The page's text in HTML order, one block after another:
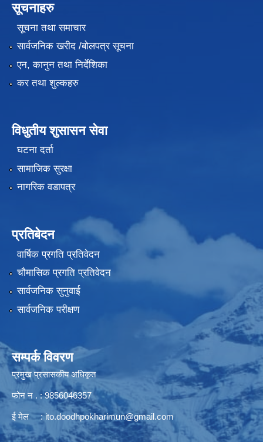
सूचनाहरु
सूचना तथा समाचार
सार्वजनिक खरीद /बोलपत्र सूचना
एन, कानुन तथा निर्देशिका
कर तथा शुल्कहरु
विधुतीय शुसासन सेवा
घटना दर्ता
सामाजिक सुरक्षा
नागरिक वडापत्र
प्रतिबेदन
वार्षिक प्रगति प्रतिवेदन
चौमासिक प्रगति प्रतिवेदन
सार्वजनिक सुनुवाई
सार्वजनिक परीक्षण
सम्पर्क विवरण
प्रमुख प्रसासकीय अधिकृत
फोन न . : 9856046357
ई मेल :ito.doodhpokharimun@gmail.com